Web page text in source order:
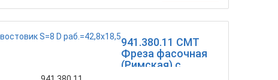
941.380.11 CMT
Фреза фасочная
(Римская) с